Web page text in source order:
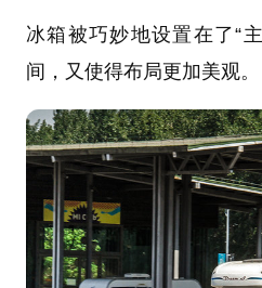
冰箱被巧妙地设置在了“
间，又使得布局更加美观。